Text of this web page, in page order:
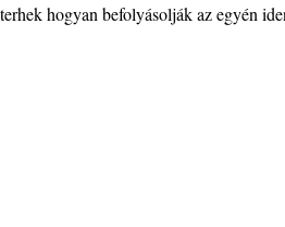
terhek hogyan befolyásolják az egyén